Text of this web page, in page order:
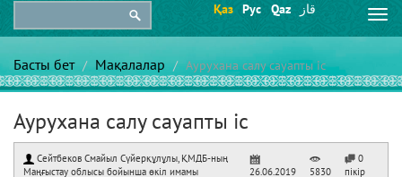
Қаз Рус Qaz قاز
Басты бет Мақалалар Аурухана салу сауапты іс
Аурухана салу сауапты іс
Сейтбеков Смайыл Сүйерқұлұлы, ҚМДБ-ның
Маңғыстау облысы бойынша өкіл имамы
26.06.2019 5830
0
пікір